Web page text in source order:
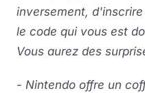
inversement,
le code qui vous est
Vous aurez des
- Nintendo offre un